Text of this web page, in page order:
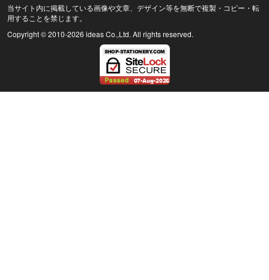
当サイト内に掲載している画像や文章、デザイン等を無断で複製・コピー・転
用することを禁じます。
Copyright © 2010-2026 ideas Co.,Ltd. All rights reserved.